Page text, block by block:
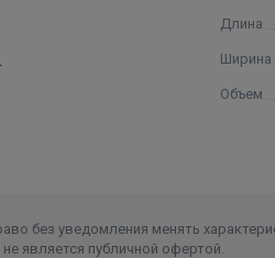
Длина
Ширина
Объем
без уведомления менять
является публичной офертой.